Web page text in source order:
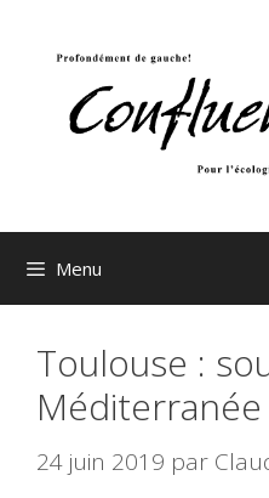
Menu
Toulouse :
Méditerranée
24 juin 2019 par